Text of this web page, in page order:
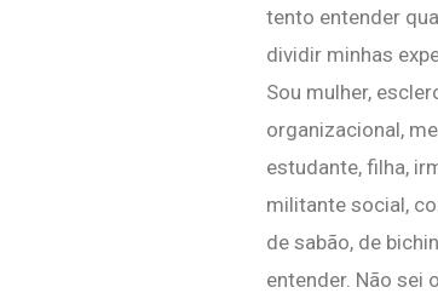
tento entender
dividir minhas
Sou mulher,
organizacional,
estudante, filha,
militante social,
de sabão, de
entender. Não sei